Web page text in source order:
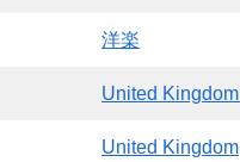
洋楽
United
United Kingdom